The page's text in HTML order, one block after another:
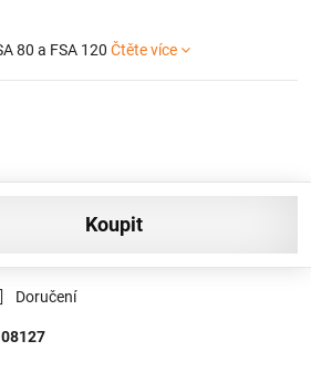
80 a FSA 120 Čtěte více
koupit
Doručení